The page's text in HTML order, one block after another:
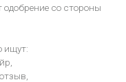
со стороны
ищут: